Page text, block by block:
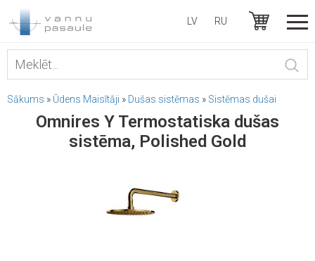
LV RU
Sākums » Ūdens Maisītāji » Dušas sistēmas » Sistēmas dušai
Omnires Y Termostatiska dušas
sistēma, Polished Gold